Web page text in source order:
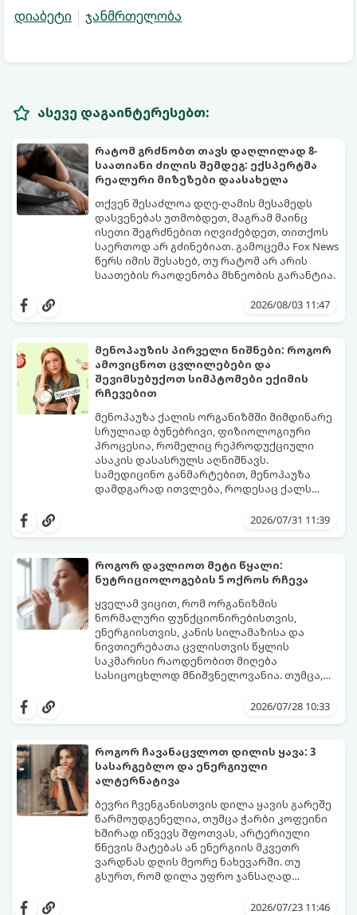
დიაბეტი
ჯანმრთელობა
ასევე დაგაინტერესებთ:
რატომ გრძნობთ თავს დაღლილად 8-
საათიანი ძილის შემდეგ: ექსპერტმა
რეალური მიზეზები დაასახელა
თქვენ შესაძლოა დღე-ღამის მესამედს
დასვენებას უთმობდეთ, მაგრამ მაინც
ისეთი შეგრძნებით იღვიძებდეთ, თითქოს
საერთოდ არ გძინებიათ. გამოცემა Fox News
წერს იმის შესახებ, თუ რატომ არ არის
საათების რაოდენობა მხნეობის გარანტია.
2026/08/03 11:47
მენოპაუზის პირველი ნიშნები: როგორ
ამოვიცნოთ ცვლილებები და
შევიმსუბუქოთ სიმპტომები ექიმის
რჩევებით
მენოპაუზა ქალის ორგანიზმში მიმდინარე
სრულიად ბუნებრივი, ფიზიოლოგიური
პროცესია, რომელიც რეპროდუქციული
ასაკის დასასრულს აღნიშნავს.
სამედიცინო განმარტებით, მენოპაუზა
დამდგარად ითვლება, როდესაც ქალს
ცვლილებები ამ მომენტამდე ბევრად ადრე
საშუალოდ 40-დან 50 წლამდე ასაკში იწყება
და შესაძლოა 4-დან 8 წლამდე
გაგრძელდეს).
იმისათვის, რომ ეს პერიოდი შფოთვის
გარეშე გაიაროთ, მნიშვნელოვანია
იცოდეთ, რა სიგნალებს გზავნის ორგანიზმი
და როგორ შეიმსუბუქოთ მდგომარეობა
მეან-გინეკოლოგებისა და
ნუტრიციოლოგების რეკომენდაციებით.
2026/07/31 11:39
როგორ დავლიოთ მეტი წყალი:
ნუტრიციოლოგების 5 ოქროს რჩევა
ყველამ ვიცით, რომ ორგანიზმის
ნორმალური ფუნქციონირებისთვის,
ენერგიისთვის, კანის სილამაზისა და
ნივთიერებათა ცვლისთვის წყლის
საკმარისი რაოდენობით მიღება
სასიცოცხლოდ მნიშვნელოვანია. თუმცა,
უბრალოდ ჩვევის არქონის გამო, დღის
გამოწვევად რჩება.
დალევა ან მისი გემო მოსაწყენი
დაგეხმარებათ, წყლის სმა
ყოველდღიურ, სასიამოვნო ჩვევად
აქციოთ.
2026/07/28 10:33
როგორ ჩავანაცვლოთ დილის ყავა: 3
სასარგებლო და ენერგიული
ალტერნატივა
ბევრი ჩვენგანისთვის დილა ყავის გარეშე
წარმოუდგენელია, თუმცა ჭარბი კოფეინი
ხშირად იწვევს შფოთვას, არტერიული
წნევის მატებას ან ენერგიის მკვეთრ
ვარდნას დღის მეორე ნახევარში. თუ
გსურთ, რომ დილა უფრო ჯანსაღად
შეინარჩუნოთ, ექსპერტები ყავის სამ
თქვენთვის სასურველი სასმელი:2026/07/23 11:46